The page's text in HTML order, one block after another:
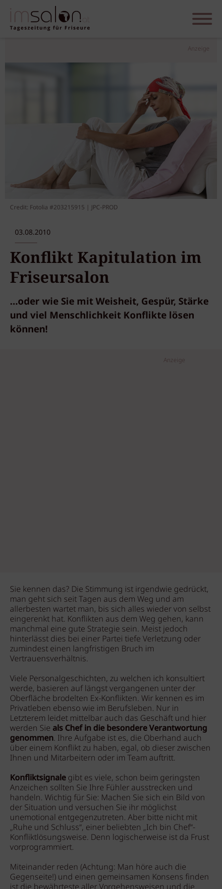
Anzeige
Credit: Fotolia #203215915 | JPC-PROD
03.08.2010
Konflikt Kapitulation im
Friseursalon
…oder wie Sie mit Weisheit, Gespür, Stärke
und viel Menschlichkeit Konflikte lösen
können!
Anzeige
Sie kennen das? Die Stimmung ist irgendwie gedrückt,
man geht sich seit Tagen aus dem Weg und am
allerbesten wartet man, bis sich alles wieder von selbst
eingerenkt hat. Konflikten aus dem Weg gehen, kann
manchmal eine gute Strategie sein. Meist jedoch
hinterlässt dies bei einer Partei tiefe Verletzung oder
zumindest einen langfristigen Bruch im
Vertrauensverhältnis.
Viele Personalgeschichten, zu welchen ich konsultiert
werde, basieren auf längst vergangenen unter der
Oberfläche brodelten Ex-Konflikten. Wir kennen es im
Privatleben ebenso wie im Berufsleben. Nur in
Letzterem leidet mittelbar auch das Geschäft und hier
werden Sie als Chef in die besondere Verantwortung
genommen. Ihre Aufgabe ist es, die Oberhand auch
über einem Konflikt zu haben, egal, ob dieser zwischen
Ihnen und Mitarbeitern oder im Team auftritt.
Konfliktsignale gibt es viele, schon beim geringsten
Anzeichen sollten Sie Ihre Fühler ausstrecken und
handeln. Wichtig für Sie: Machen Sie sich ein Bild von
der Situation und versuchen Sie ihr möglichst
unemotional entgegenzutreten. Aber bitte nicht mit
„Ruhe und Schluss“, einer beliebten „Ich bin Chef“-
Konfliktlösungsweise. Denn logischerweise ist da Frust
vorprogrammiert.
Miteinander reden (Achtung: Man höre auch die
Gegenseite!) und einen gemeinsamen Konsens finden